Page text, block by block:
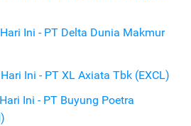
Ini - PT Delta Dunia Makmur
Ini - PT XL Axiata Tbk (EXCL)
Ini - PT Buyung Poetra